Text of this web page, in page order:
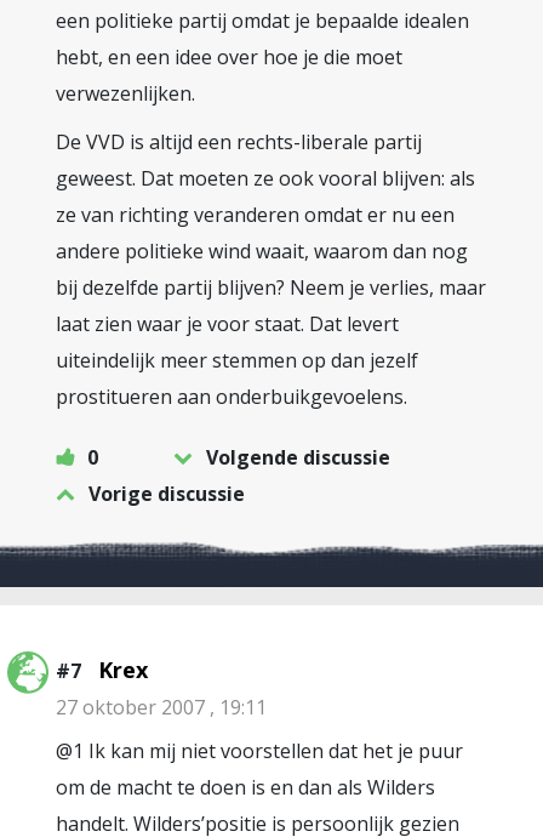
een politieke partij omdat je bepaalde idealen
hebt, en een idee over hoe je die moet
verwezenlijken.
De VVD is altijd een rechts-liberale partij
geweest. Dat moeten ze ook vooral blijven: als
ze van richting veranderen omdat er nu een
andere politieke wind waait, waarom dan nog
bij dezelfde partij blijven? Neem je verlies, maar
laat zien waar je voor staat. Dat levert
uiteindelijk meer stemmen op dan jezelf
prostitueren aan onderbuikgevoelens.
0
Volgende discussie
Vorige discussie
#7 Krex
27 oktober 2007 , 19:11
@1 Ik kan mij niet voorstellen dat het je puur
om de macht te doen is en dan als Wilders
handelt. Wilders’positie is persoonlijk gezien